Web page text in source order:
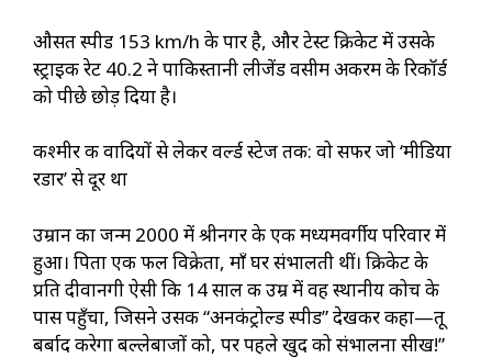
औसत स्पीड 153 km/h के पार है, और टेस्ट क्रिकेट में उसके
स्ट्राइक रेट 40.2 ने पाकिस्तानी लीजेंड वसीम अकरम के रिकॉर्ड
को पीछे छोड़ दिया है।
कश्मीर की वादियों से लेकर वर्ल्ड स्टेज तक: वो सफर जो ‘मीडिया
रडार’ से दूर था
उम्रान का जन्म 2000 में श्रीनगर के एक मध्यमवर्गीय परिवार में
हुआ। पिता एक फल विक्रेता, माँ घर संभालती थीं। क्रिकेट के
प्रति दीवानगी ऐसी कि 14 साल की उम्र में वह स्थानीय कोच के
पास पहुँचा, जिसने उसकी “अनकंट्रोल्ड स्पीड” देखकर कहा—तू
बर्बाद करेगा बल्लेबाजों को, पर पहले खुद को संभालना सीख!”